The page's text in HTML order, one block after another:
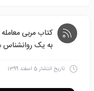
می کند
به یک روانشناس
تاریخ انتشار5 اسفند 1399